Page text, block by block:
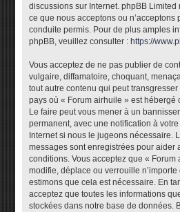
discussions sur Internet. phpBB Limited
ce que nous acceptons ou n’acceptons
conduite permis. Pour de plus amples
phpBB, veuillez consulter : https://
Vous acceptez de ne pas publier de
vulgaire, diffamatoire, choquant,
tout autre contenu qui peut
pays où « Forum airhuile » est
Le faire peut vous mener à un
permanent, avec une notification à
Internet si nous le jugeons nécessaire.
messages sont enregistrées pour aider
conditions. Vous acceptez que « Forum
modifie, déplace ou verrouille
estimons que cela est nécessaire. En
acceptez que toutes les informations
stockées dans notre base de données.